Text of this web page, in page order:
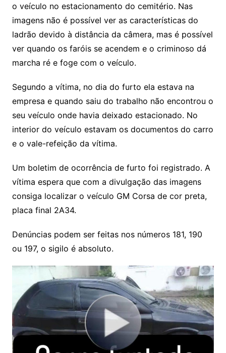
o veículo no estacionamento do cemitério. Nas
imagens não é possível ver as características do
ladrão devido à distância da câmera, mas é possível
ver quando os faróis se acendem e o criminoso dá
marcha ré e foge com o veículo.
Segundo a vítima, no dia do furto ela estava na
empresa e quando saiu do trabalho não encontrou o
seu veículo onde havia deixado estacionado. No
interior do veículo estavam os documentos do carro
e o vale-refeição da vítima.
Um boletim de ocorrência de furto foi registrado. A
vítima espera que com a divulgação das imagens
consiga localizar o veículo GM Corsa de cor preta,
placa final 2A34.
Denúncias podem ser feitas nos números 181, 190
ou 197, o sigilo é absoluto.